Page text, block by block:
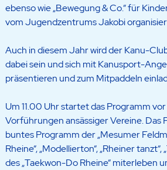
ebenso wie „Bewegung & Co.“ für
vom Jugendzentrums Jakobi
Auch in diesem Jahr wird der Kanu-
dabei sein und sich mit Kanusport-
präsentieren und zum Mitpaddeln
Um 11.00 Uhr startet das Programm
Vorführungen ansässiger Vereine. Das
buntes Programm der „Mesumer
Rheine“, „Modellierton“, „Rheiner
des „Taekwon-Do Rheine“ miterleben